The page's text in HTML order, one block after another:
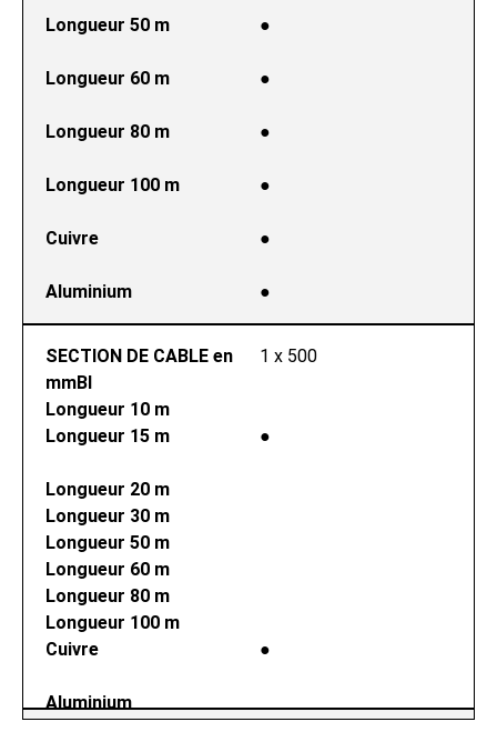
Longueur 50 m ●
Longueur 60 m ●
Longueur 80 m ●
Longueur 100 m ●
Cuivre ●
Aluminium ●
SECTION DE CABLE en
mmВІ
1 x 500
Longueur 10 m
Longueur 15 m
●
Longueur 20 m
Longueur 30 m
Longueur 50 m
Longueur 60 m
Longueur 80 m
Longueur 100 m
Cuivre
●
Aluminium